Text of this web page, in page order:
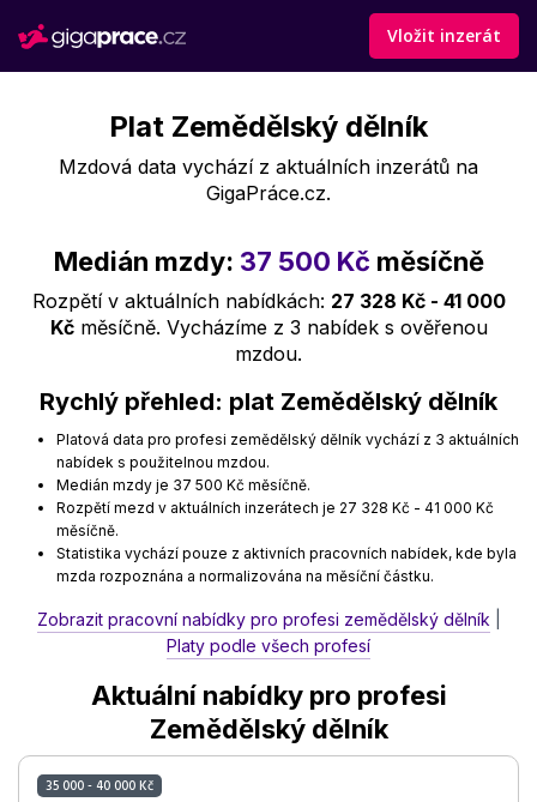
Vložit inzerát
Plat Zemědělský dělník
Mzdová data vychází z aktuálních inzerátů na
GigaPráce.cz.
Medián mzdy: 37 500 Kč měsíčně
Rozpětí v aktuálních nabídkách: 27 328 Kč - 41 000
Kčměsíčně. Vycházíme z 3 nabídek s ověřenou
mzdou.
Rychlý přehled: plat Zemědělský dělník
Platová data pro profesi zemědělský dělník vychází z 3 aktuálních
nabídek s použitelnou mzdou.
Medián mzdy je 37 500 Kč měsíčně.
Rozpětí mezd v aktuálních inzerátech je 27 328 Kč - 41 000 Kč
měsíčně.
Statistika vychází pouze z aktivních pracovních nabídek, kde byla
mzda rozpoznána a normalizována na měsíční částku.
Zobrazit pracovní nabídky pro profesi zemědělský dělník
Platy podle všech profesí
Aktuální nabídky pro profesi
Zemědělský dělník
35 000 - 40 000 Kč